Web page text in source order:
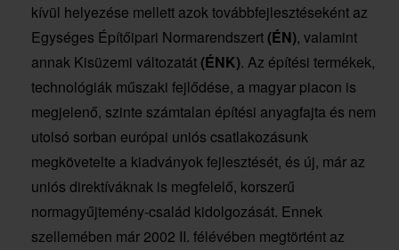
kívül helyezése mellett azok továbbfejlesztéseként az
Egységes Építőipari Normarendszert (ÉN), valamint
annak Kisüzemi változatát (ÉNK). Az építési termékek,
technológiák műszaki fejlődése, a magyar piacon is
megjelenő, szinte számtalan építési anyagfajta és nem
utolsó sorban európai uniós csatlakozásunk
megkövetelte a kiadványok fejlesztését, és új, már az
uniós direktíváknak is megfelelő, korszerű
normagyűjtemény-család kidolgozását. Ennek
szellemében már 2002 II. félévében megtörtént az